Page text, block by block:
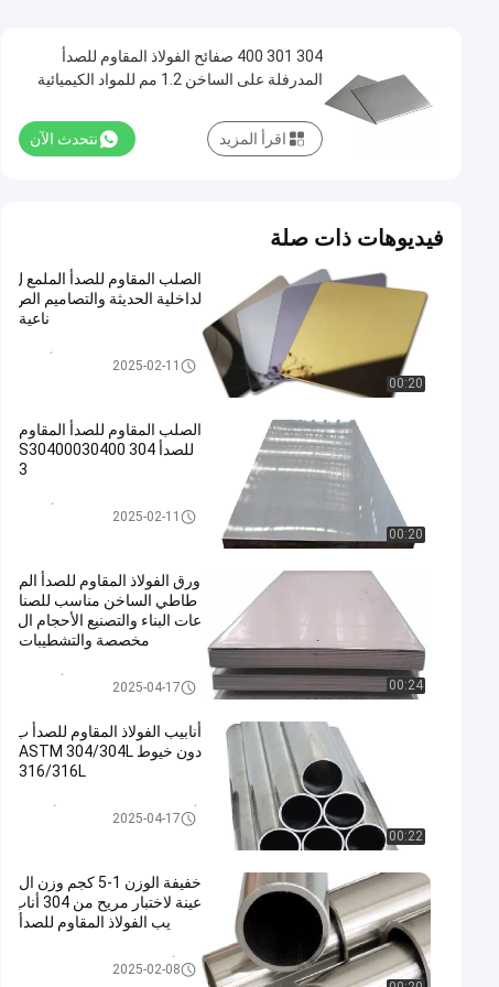
304 301 400 صفائح الفولاذ المقاوم للصدأ
المدرفلة على الساخن 1.2 مم للمواد الكيميائية
نتحدث الآن اقرأ المزيد
فيديوهات ذات صلة
00:20
الصلب المقاوم للصدأ الملمع ل
لداخلية الحديثة والتصاميم الص
ناعية
صفيحة الفولاذ المقاوم للصدأ الملم
2025-02-11
00:20
الصلب المقاوم للصدأ المقاوم
للصدأ 304 S30400030400
3
صفائح الفولاذ المقاوم للصدأ المدر
2025-02-11
00:24
ورق الفولاذ المقاوم للصدأ الم
طاطي الساخن مناسب للصنا
عات البناء والتصنيع الأحجام ال
مخصصة والتشطيبات
ورقة الفولاذ المقاوم للصدأ المدرف
2025-04-17
00:22
أنابيب الفولاذ المقاوم للصدأ ب
دون خيوط ASTM 304/304L
316/316L
أنبوب الفولاذ المقاوم للصدأ الزخر
2025-04-17
خفيفة الوزن 1-5 كجم وزن ال
عينة لاختبار مريح من 304 أناب
يب الفولاذ المقاوم للصدأ
304 أنبوب من الفولاذ المقاوم للص
2025-02-08